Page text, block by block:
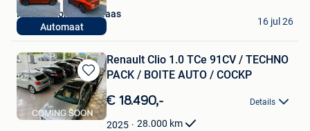
Automaat
KCT - Autohandel Klaas
Wielsbeke
16 jul 26
Bewaren
in
Mijn
Favorieten
Renault Clio 1.0 TCe 91CV / TECHNO
PACK / BOITE AUTO / COCKP
€ 18.490,- Details
2025 28.000 km